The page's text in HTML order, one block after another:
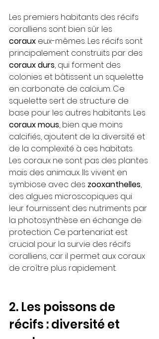
Les premiers habitants des récifs
coralliens sont bien sûr les
coraux eux-mêmes. Les récifs sont
principalement construits par des
coraux durs, qui forment des
colonies et bâtissent un squelette
en carbonate de calcium. Ce
squelette sert de structure de
base pour les autres habitants. Les
coraux mous, bien que moins
calcifiés, ajoutent de la diversité et
de la complexité à ces habitats.
Les coraux ne sont pas des plantes
mais des animaux. Ils vivent en
symbiose avec des zooxanthelles,
des algues microscopiques qui
leur fournissent des nutriments par
la photosynthèse en échange de
protection. Ce partenariat est
crucial pour la survie des récifs
coralliens, car il permet aux coraux
de croître plus rapidement.
2. Les poissons de
récifs : diversité et